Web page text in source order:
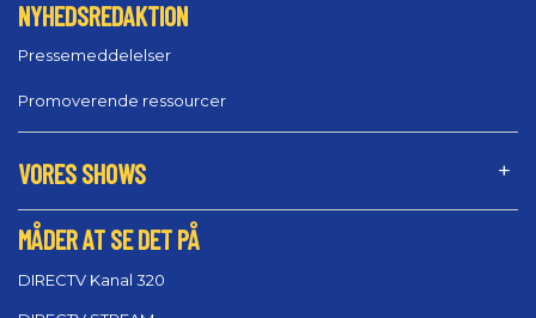
NYHEDSREDAKTION
Pressemeddelelser
Promoverende ressourcer
VORES SHOWS
MÅDER AT SE DET PÅ
DIRECTV Kanal 320